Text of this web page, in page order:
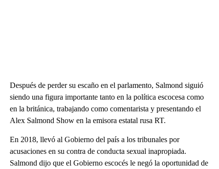
Después de perder su escaño en el parlamento, Salmond siguió
siendo una figura importante tanto en la política escocesa como
en la británica, trabajando como comentarista y presentando el
Alex Salmond Show en la emisora ​​estatal rusa RT.
En 2018, llevó al Gobierno del país a los tribunales por
acusaciones en su contra de conducta sexual inapropiada.
Salmond dijo que el Gobierno escocés le negó la oportunidad de